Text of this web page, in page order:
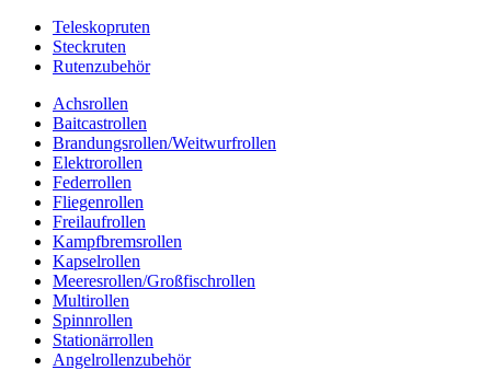
Teleskopruten
Steckruten
Rutenzubehör
Achsrollen
Baitcastrollen
Brandungsrollen/Weitwurfrollen
Elektrorollen
Federrollen
Fliegenrollen
Freilaufrollen
Kampfbremsrollen
Kapselrollen
Meeresrollen/Großfischrollen
Multirollen
Spinnrollen
Stationärrollen
Angelrollenzubehör